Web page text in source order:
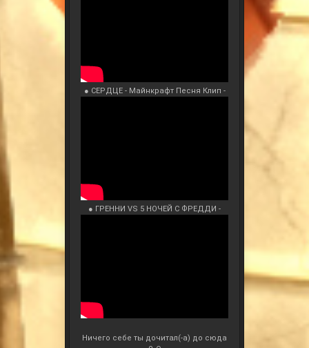
● СЕРДЦЕ - Майнкрафт Песня Клип -
● ГРЕННИ VS 5 НОЧЕЙ С ФРЕДДИ -
Ничего себе ты дочитал(-а) до сюда